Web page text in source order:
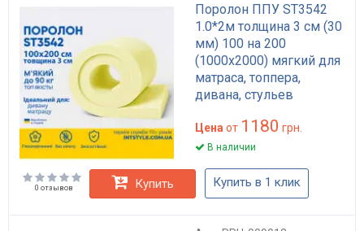
Поролон ППУ ST3542
1.0*2м толщина 3 см (30
мм) 100 на 200
(1000х2000) мягкий для
матраса, топпера,
дивана, стульев
Цена от 1180 грн.
В наличии
0 отзывов Купить Купить в 1 клик